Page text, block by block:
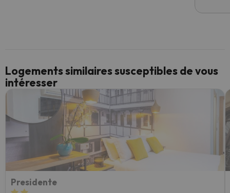
Logements similaires susceptibles de vous
intéresser
Presidente